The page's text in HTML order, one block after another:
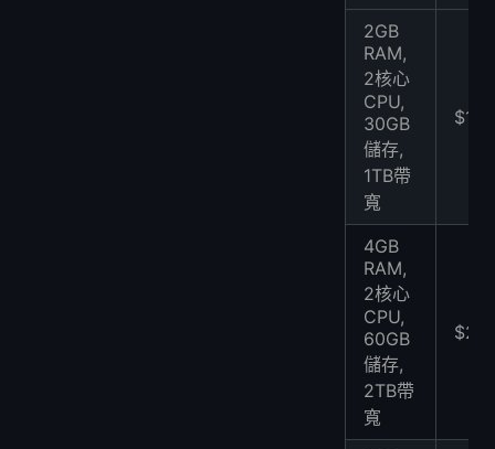
2GB
RAM,
2核心
CPU,
30GB
儲存,
1TB帶
寬
4GB
RAM,
2核心
CPU,
60GB
儲存,
2TB帶
寬